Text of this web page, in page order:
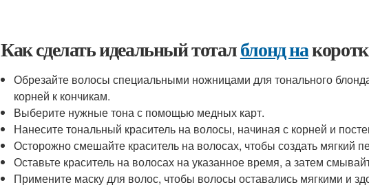
Как сделать идеальный тоталблонд на
Обрезайте волосы специальными ножницами для тонального
корней к кончикам.
Выберите нужные тона с помощью медных карт.
Нанесите тональный краситель на волосы, начиная с корней и
Осторожно смешайте краситель на волосах, чтобы создать мягкий
Оставьте краситель на волосах на указанное время, а затем
Примените маску для волос, чтобы волосы оставались мягкими и